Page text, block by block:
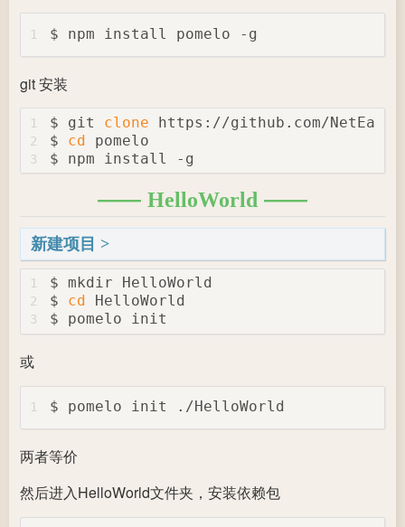
1 $ npm install pomelo -g
git 安装
1
2
3
$ git clone https://github.com/
$ cd pomelo
$ npm install -g
HelloWorld
新建项目
1
2
3
$ mkdir HelloWorld
$ cd
HelloWorld
$ pomelo init
或
1 $ pomelo init ./HelloWorld
两者等价
然后进入HelloWorld文件夹，安装依赖包